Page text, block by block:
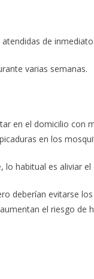
de inmediato.
varias semanas.
en el domicilio con
en los
lo habitual es aliviar el
deberían evitarse
el riesgo de